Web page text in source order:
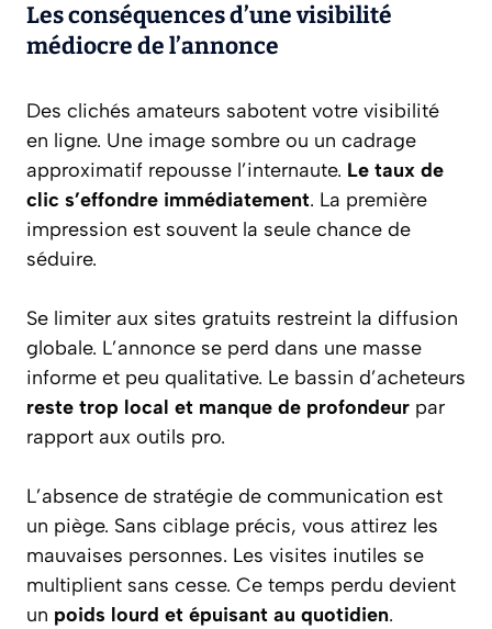
Les conséquences d’une visibilité
médiocre de l’annonce
Des clichés amateurs sabotent votre visibilité
en ligne. Une image sombre ou un cadrage
approximatif repousse l’internaute. Le taux de
clic s’effondre immédiatement. La première
impression est souvent la seule chance de
séduire.
Se limiter aux sites gratuits restreint la diffusion
globale. L’annonce se perd dans une masse
informe et peu qualitative. Le bassin d’acheteurs
reste trop local et manque de profondeur par
rapport aux outils pro.
L’absence de stratégie de communication est
un piège. Sans ciblage précis, vous attirez les
mauvaises personnes. Les visites inutiles se
multiplient sans cesse. Ce temps perdu devient
un poids lourd et épuisant au quotidien.